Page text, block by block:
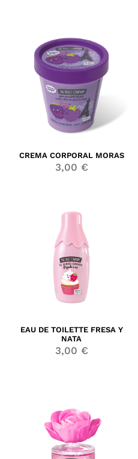
CREMA CORPORAL MORAS
3,00 €
EAU DE TOILETTE FRESA Y
NATA
3,00 €